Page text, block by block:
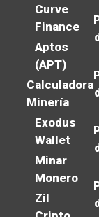
Curve
Finance
Aptos
(APT)
Calculadora
Minería
Exodus
Wallet
Minar
Monero
Zil